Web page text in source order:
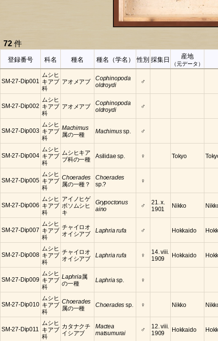
72 件
登録番号 科名 種名 種名（学名） 性別 採集日 産地
（元データ）
SM-27-Dip001
ムシヒ
キアブ
科
アオメアブ
Cophinopoda
oldroydi
♂
SM-27-Dip002
ムシヒ
キアブ
科
アオメアブ
Cophinopoda
oldroydi
♂
SM-27-Dip003
ムシヒ
キアブ
科
Machimus
属の一種
Machimussp. ♂
SM-27-Dip004
ムシヒ
キアブ
科
ムシヒキア
ブ科の一種
Asilidae sp. ♀ Tokyo
SM-27-Dip005
ムシヒ
キアブ
科
Choerades
属の一種？
Choerades
sp.?
♀
SM-27-Dip006
ムシヒ
キアブ
科
アイノヒゲ
ボソムシヒ
キ
Grypoctonus
aino
♂
21. x.
1901
Nikko
SM-27-Dip007
ムシヒ
キアブ
科
チャイロオ
オイシアブ
Laphria rufa ♂ Hokkaido
SM-27-Dip008
ムシヒ
キアブ
科
チャイロオ
オイシアブ
Laphria rufa ♀
14. viii.
1909
Hokkaido
SM-27-Dip009
ムシヒ
キアブ
科
Laphria 属
の一種
Laphriasp. ♀
SM-27-Dip010
ムシヒ
キアブ
科
Choerades
属の一種
Choerades sp. ♀ Nikko
SM-27-Dip011
ムシヒ
キアブ
科
カタナクチ
イシアブ
Mactea
matsumurai
♂
12. viii.
1909
Hokkaido